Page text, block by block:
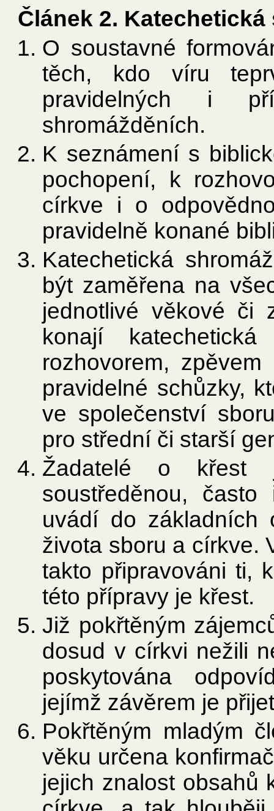
Článek 2.
O soustavné
těch, kdo víru
pravidelných i
shromážděních.
K seznámení s
pochopení, k
církve i o
pravidelně konané
Katechetická
být zaměřena na
jednotlivé věkové či
konají
rozhovorem,
pravidelné schůzky,
ve společenství
pro střední či starší
Žadatelé o křest
soustředěnou,
uvádí do základních
života sboru a církve.
takto připravováni ti,
této přípravy je křest.
Již pokřtěným
dosud v církvi nežili
poskytována
jejímž závěrem je
Pokřtěným mladým
věku určena
jejich znalost obsahů